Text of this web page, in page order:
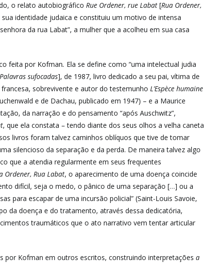
o relato autobiográfico Rue Ordener, rue Labat [Rua Ordener,
identidade judaica e constituiu um motivo de intensa
da rua Labat”, a mulher que a acolheu em sua casa
feita por Kofman. Ela se define como “uma intelectual judia
Palavras sufocadas], de 1987, livro dedicado a seu pai, vítima de
sobrevivente e autor do testemunho L’Espèce humaine
e de Dachau, publicado em 1947) – e a Maurice
da narração e do pensamento “após Auschwitz”,
, que ela constata – tendo diante dos seus olhos a velha caneta
livros foram talvez caminhos oblíquos que tive de tomar
silencioso da separação e da perda. De maneira talvez algo
que a atendia regularmente em seus frequentes
Ordener, Rua Labat, o aparecimento de uma doença coincide
difícil, seja o medo, o pânico de uma separação […] ou a
para escapar de uma incursão policial” (Saint-Louis Savoie,
da doença e do tratamento, através dessa dedicatória,
traumáticos que o ato narrativo vem tentar articular
por Kofman em outros escritos, construindo interpretações a